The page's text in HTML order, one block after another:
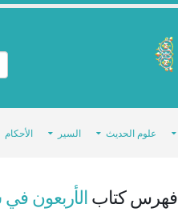
علوم الحديث السير الأحكام
فهرس كتاب الأربعون